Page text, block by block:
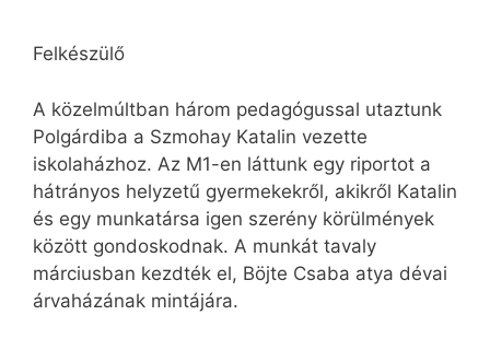
Felkészülő
A közelmúltban három pedagógussal utaztunk
Polgárdiba a Szmohay Katalin vezette
iskolaházhoz. Az M1-en láttunk egy riportot a
hátrányos helyzetű gyermekekről, akikről Katalin
és egy munkatársa igen szerény körülmények
között gondoskodnak. A munkát tavaly
márciusban kezdték el, Böjte Csaba atya dévai
árvaházának mintájára.